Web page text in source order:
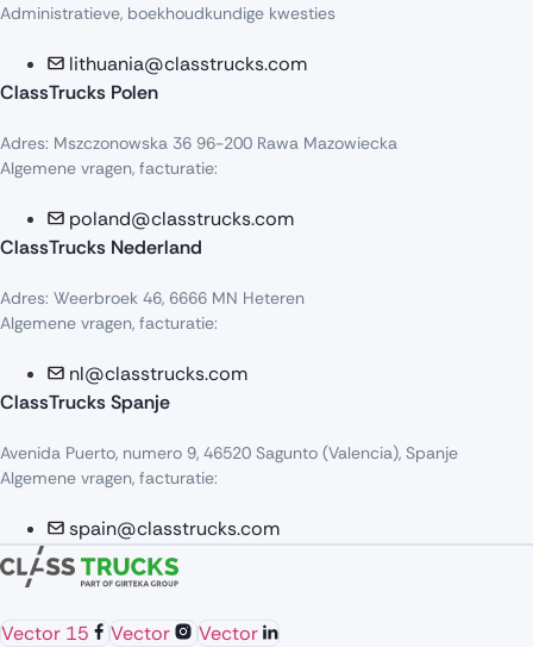
Administratieve, boekhoudkundige kwesties
lithuania@classtrucks.com
ClassTrucks Polen
Adres: Mszczonowska 36 96-200 Rawa Mazowiecka
Algemene vragen, facturatie:
poland@classtrucks.com
ClassTrucks Nederland
Adres: Weerbroek 46, 6666 MN Heteren
Algemene vragen, facturatie:
nl@classtrucks.com
ClassTrucks Spanje
Avenida Puerto, numero 9, 46520 Sagunto (Valencia), Spanje
Algemene vragen, facturatie:
spain@classtrucks.com
Vector 15 Vector
Vector